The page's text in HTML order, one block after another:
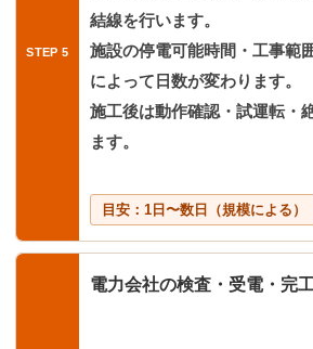
結線を行います。
施設の停電可能時間・工事範
によって日数が変わります。
施工後は動作確認・試運転・
ます。
目安：1日〜数日（規模による）
電力会社の検査・受電・完